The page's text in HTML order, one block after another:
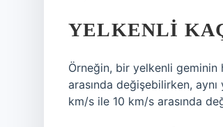
YELKENLI
Örneğin, bir yelkenli
arasında değişebilirken,
km/s ile 10 km/s arasında